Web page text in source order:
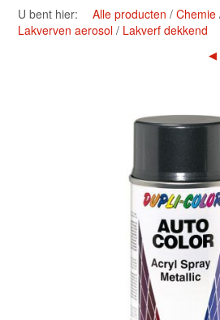
U bent hier: Alle producten Chemie
Lakverven aerosol
Lakverf dekkend